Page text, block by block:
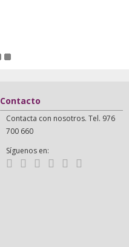
Contacto
Contacta con nosotros. Tel. 976
700 660
Síguenos en: